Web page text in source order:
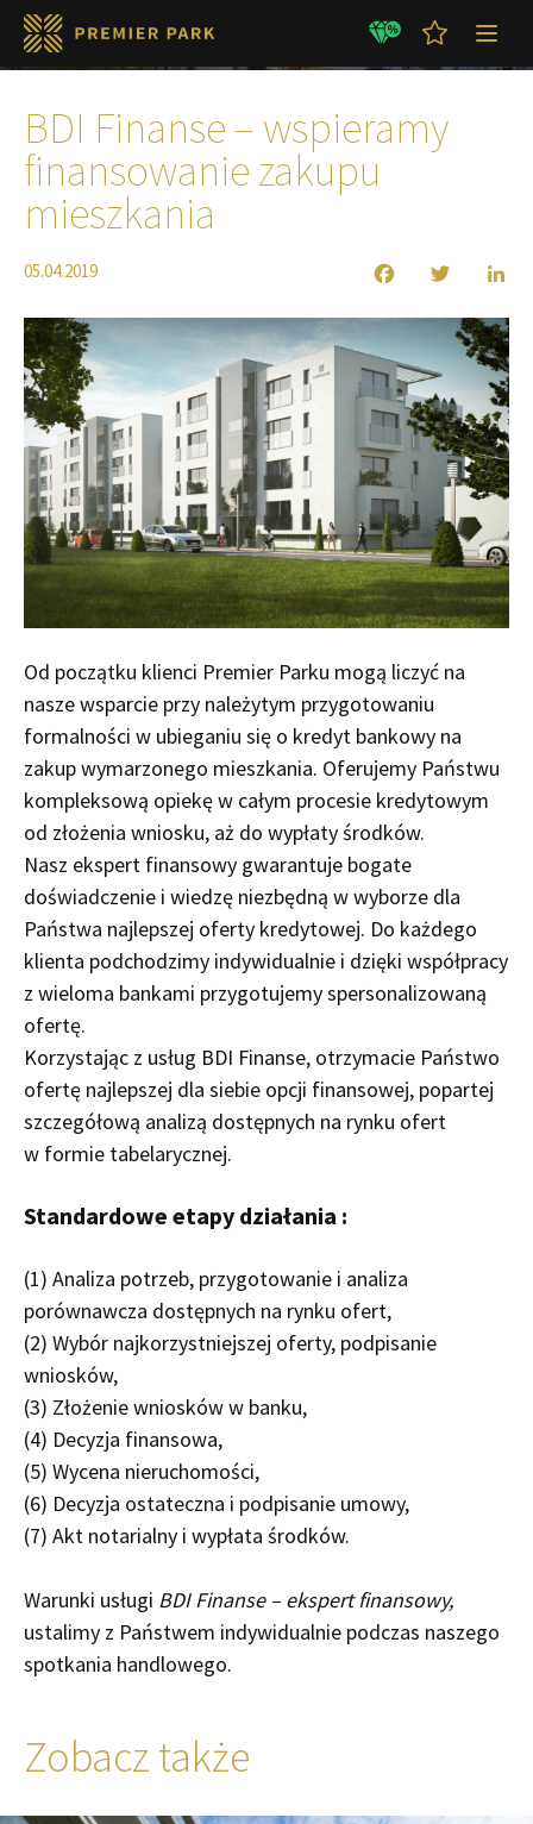
Aktualności
BDI Finanse – wspieramy
finansowanie zakupu
mieszkania
05.04.2019
Od początku klienci Premier Parku mogą liczyć na
nasze wsparcie przy należytym przygotowaniu
formalności w ubieganiu się o kredyt bankowy na
zakup wymarzonego mieszkania. Oferujemy Państwu
kompleksową opiekę w całym procesie kredytowym
od złożenia wniosku, aż do wypłaty środków.
Nasz ekspert finansowy gwarantuje bogate
doświadczenie i wiedzę niezbędną w wyborze dla
Państwa najlepszej oferty kredytowej. Do każdego
klienta podchodzimy indywidualnie i dzięki współpracy
z wieloma bankami przygotujemy spersonalizowaną
ofertę.
Korzystając z usług BDI Finanse, otrzymacie Państwo
ofertę najlepszej dla siebie opcji finansowej, popartej
szczegółową analizą dostępnych na rynku ofert
w formie tabelarycznej.
Standardowe etapy działania :
(1) Analiza potrzeb, przygotowanie i analiza
porównawcza dostępnych na rynku ofert,
(2) Wybór najkorzystniejszej oferty, podpisanie
wniosków,
(3) Złożenie wniosków w banku,
(4) Decyzja finansowa,
(5) Wycena nieruchomości,
(6) Decyzja ostateczna i podpisanie umowy,
(7) Akt notarialny i wypłata środków.
Warunki usługi BDI Finanse – ekspert finansowy,
ustalimy z Państwem indywidualnie podczas naszego
spotkania handlowego.
Zobacz także